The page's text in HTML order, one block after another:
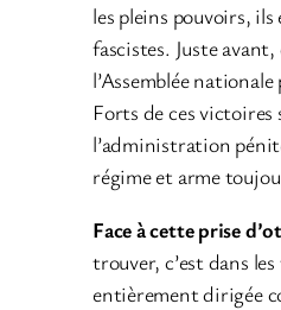
les pleins pouvoirs,
fascistes. Juste
l’Assemblée
Forts de ces victoires
l’administration
régime et arme
Face à cette prise
trouver, c’est dans
entièrement dirigée